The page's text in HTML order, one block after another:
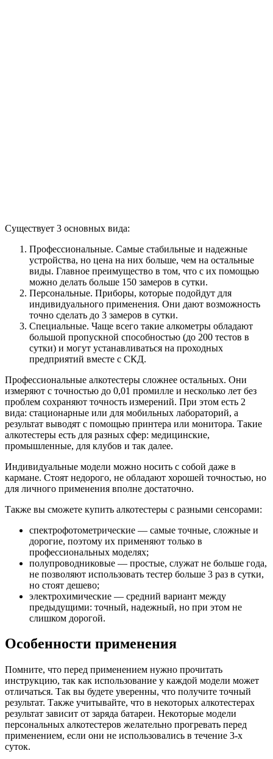
Существует 3 основных вида:
Профессиональные. Самые стабильные и надежные
устройства, но цена на них больше, чем на остальные
виды. Главное преимущество в том, что с их помощью
можно делать больше 150 замеров в сутки.
Персональные. Приборы, которые подойдут для
индивидуального применения. Они дают возможность
точно сделать до 3 замеров в сутки.
Специальные. Чаще всего такие алкометры обладают
большой пропускной способностью (до 200 тестов в
сутки) и могут устанавливаться на проходных
предприятий вместе с СКД.
Профессиональные алкотестеры сложнее остальных. Они
измеряют с точностью до 0,01 промилле и несколько лет без
проблем сохраняют точность измерений. При этом есть 2
вида: стационарные или для мобильных лабораторий, а
результат выводят с помощью принтера или монитора. Такие
алкотестеры есть для разных сфер: медицинские,
промышленные, для клубов и так далее.
Индивидуальные модели можно носить с собой даже в
кармане. Стоят недорого, не обладают хорошей точностью, но
для личного применения вполне достаточно.
Также вы сможете купить алкотестеры с разными сенсорами:
спектрофотометрические — самые точные, сложные и
дорогие, поэтому их применяют только в
профессиональных моделях;
полупроводниковые — простые, служат не больше года,
не позволяют использовать тестер больше 3 раз в сутки,
но стоят дешево;
электрохимические — средний вариант между
предыдущими: точный, надежный, но при этом не
слишком дорогой.
Особенности применения
Помните, что перед применением нужно прочитать
инструкцию, так как использование у каждой модели может
отличаться. Так вы будете уверенны, что получите точный
результат. Также учитывайте, что в некоторых алкотестерах
результат зависит от заряда батареи. Некоторые модели
персональных алкотестеров желательно прогревать перед
применением, если они не использовались в течение 3-х
суток.